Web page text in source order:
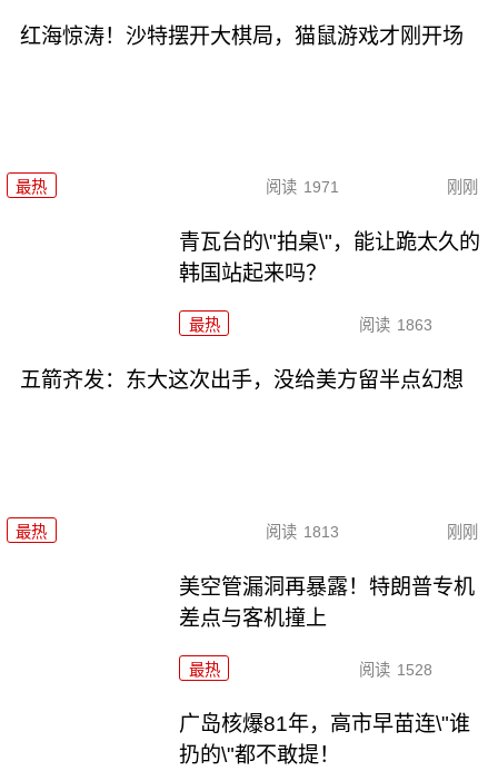
红海惊涛！沙特摆开大棋局，猫鼠游戏才刚开场
最热 阅读 1971 刚刚
青瓦台的\"拍桌\"，能让跪太久的
韩国站起来吗？
最热 阅读 1863
五箭齐发：东大这次出手，没给美方留半点幻想
最热 阅读 1813 刚刚
美空管漏洞再暴露！特朗普专机
差点与客机撞上
最热 阅读 1528
广岛核爆81年，高市早苗连\"谁
扔的\"都不敢提！